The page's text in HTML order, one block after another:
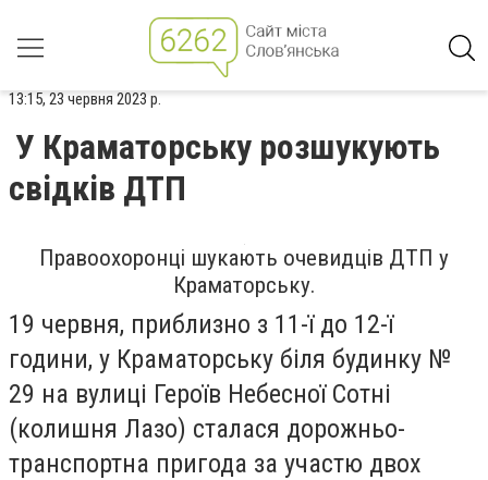
13:15, 23 червня 2023 р.
У Краматорську розшукують
свідків ДТП
Правоохоронці шукають очевидців ДТП у
Краматорську.
19 червня, приблизно з 11-ї до 12-ї
години, у Краматорську біля будинку №
29 на вулиці Героїв Небесної Сотні
(колишня Лазо) сталася дорожньо-
транспортна пригода за участю двох